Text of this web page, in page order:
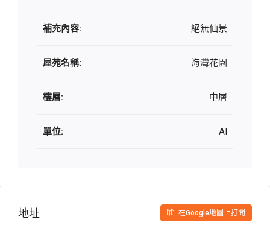
補充內容: 絕無仙景
屋苑名稱: 海灣花園
樓層: 中層
單位: AI
地址 在Google地圖上打開